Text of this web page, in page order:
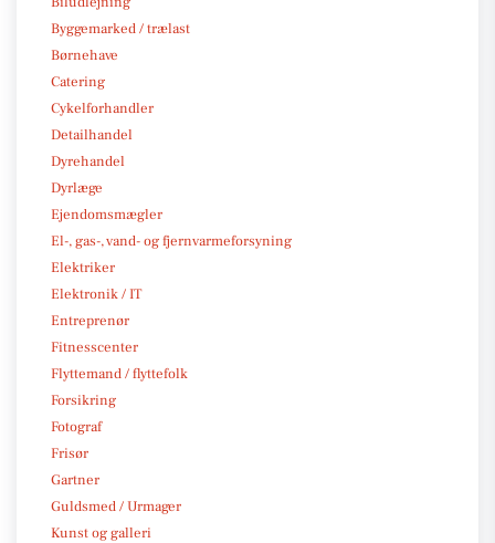
Byggemarked / trælast
Børnehave
Catering
Cykelforhandler
Detailhandel
Dyrehandel
Dyrlæge
Ejendomsmægler
El-, gas-, vand- og fjernvarmeforsyning
Elektriker
Elektronik / IT
Entreprenør
Fitnesscenter
Flyttemand / flyttefolk
Forsikring
Fotograf
Frisør
Gartner
Guldsmed / Urmager
Kunst og galleri